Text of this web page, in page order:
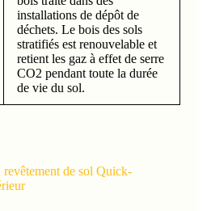
installations de dépôt de
déchets. Le bois des sols
stratifiés est renouvelable et
retient les gaz à effet de serre
CO2 pendant toute la durée
de vie du sol.
de sol Quick-